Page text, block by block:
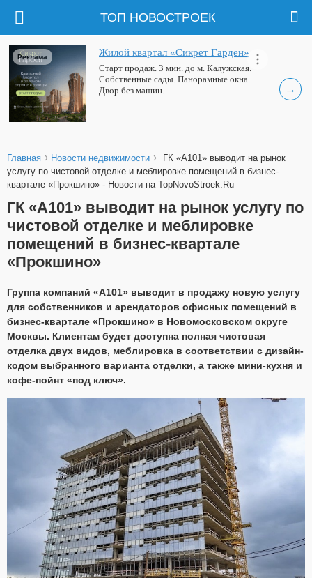
ТОП НОВОСТРОЕК
→
Жилой квартал «Сикрет Гарден»
Старт продаж. 3 мин. до м. Калужская.
Собственные сады. Панорамные окна.
Двор без машин.
Реклама
Главная › Новости недвижимости ›
ГК «А101» выводит на рынок
услугу по чистовой отделке и меблировке помещений в бизнес-
квартале «Прокшино» - Новости на TopNovoStroek.Ru
ГК «А101» выводит на рынок услугу по
чистовой отделке и меблировке
помещений в бизнес-квартале
«Прокшино»
Группа компаний «А101» выводит в продажу новую услугу
для собственников и арендаторов офисных помещений в
бизнес-квартале «Прокшино» в Новомосковском округе
Москвы. Клиентам будет доступна полная чистовая
отделка двух видов, меблировка в соответствии с дизайн-
кодом выбранного варианта отделки, а также мини-кухня и
кофе-пойнт «под ключ».